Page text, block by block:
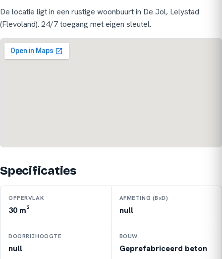
De locatie ligt in een rustige woonbuurt in De Jol, Lelystad
(Flevoland). 24/7 toegang met eigen sleutel.
Specificaties
OPPERVLAK
30 m²
AFMETING (B×D)
null
DOORRIJHOOGTE
null
BOUW
Geprefabriceerd beton